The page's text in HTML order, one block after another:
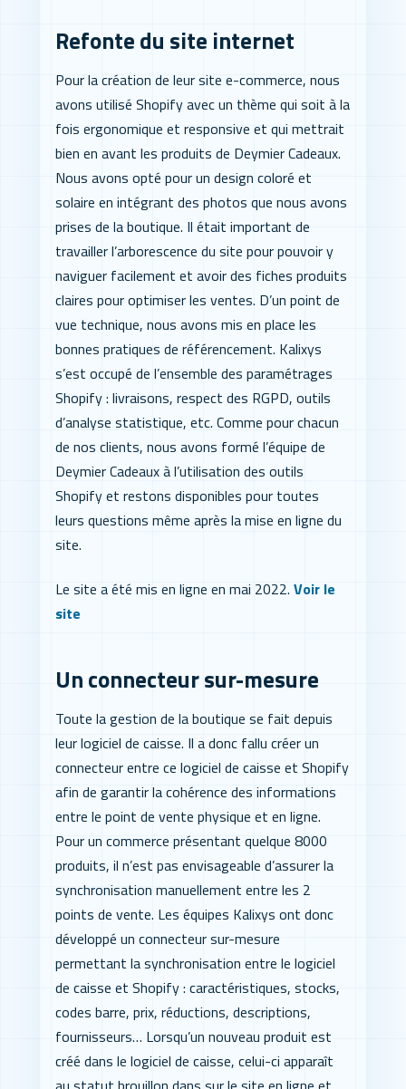
Refonte du site internet
Pour la création de leur site e-commerce, nous
avons utilisé Shopify avec un thème qui soit à la
fois ergonomique et responsive et qui mettrait
bien en avant les produits de Deymier Cadeaux.
Nous avons opté pour un design coloré et
solaire en intégrant des photos que nous avons
prises de la boutique. Il était important de
travailler l’arborescence du site pour pouvoir y
naviguer facilement et avoir des fiches produits
claires pour optimiser les ventes. D’un point de
vue technique, nous avons mis en place les
bonnes pratiques de référencement. Kalixys
s’est occupé de l’ensemble des paramétrages
Shopify : livraisons, respect des RGPD, outils
d’analyse statistique, etc. Comme pour chacun
de nos clients, nous avons formé l’équipe de
Deymier Cadeaux à l’utilisation des outils
Shopify et restons disponibles pour toutes
leurs questions même après la mise en ligne du
site.
Le site a été mis en ligne en mai 2022.Voir le
site
Un connecteur sur-mesure
Toute la gestion de la boutique se fait depuis
leur logiciel de caisse. Il a donc fallu créer un
connecteur entre ce logiciel de caisse et Shopify
afin de garantir la cohérence des informations
entre le point de vente physique et en ligne.
Pour un commerce présentant quelque 8000
produits, il n’est pas envisageable d’assurer la
synchronisation manuellement entre les 2
points de vente. Les équipes Kalixys ont donc
développé un connecteur sur-mesure
permettant la synchronisation entre le logiciel
de caisse et Shopify : caractéristiques, stocks,
codes barre, prix, réductions, descriptions,
fournisseurs… Lorsqu’un nouveau produit est
créé dans le logiciel de caisse, celui-ci apparaît